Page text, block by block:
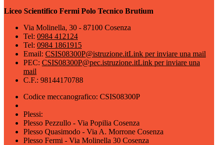
Liceo Scientifico Fermi Polo Tecnico Brutium
Via Molinella, 30 - 87100 Cosenza
Tel: 0984 412124
Tel: 0984 1861915
Email: CSIS08300P@istruzione.itLink per inviare una mail
PEC: CSIS08300P@pec.istruzione.itLink per inviare una
mail
C.F.: 98144170788
Codice meccanografico: CSIS08300P
Plessi:
Plesso Pezzullo - Via Popilia Cosenza
Plesso Quasimodo - Via A. Morrone Cosenza
Plesso Fermi - Via Molinella 30 Cosenza